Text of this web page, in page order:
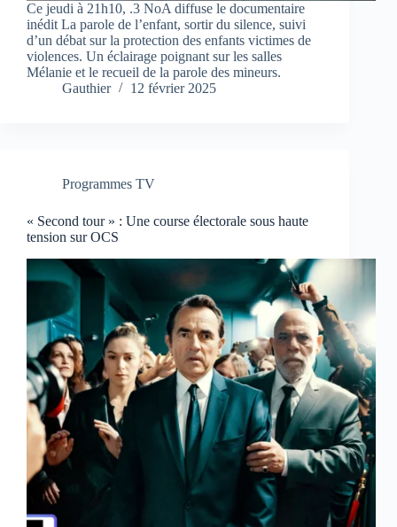
Ce jeudi à 21h10, .3 NoA diffuse le documentaire
inédit La parole de l’enfant, sortir du silence, suivi
d’un débat sur la protection des enfants victimes de
violences. Un éclairage poignant sur les salles
Mélanie et le recueil de la parole des mineurs.
Gauthier
12 février 2025
Programmes TV
« Second tour » : Une course électorale sous haute
tension sur OCS